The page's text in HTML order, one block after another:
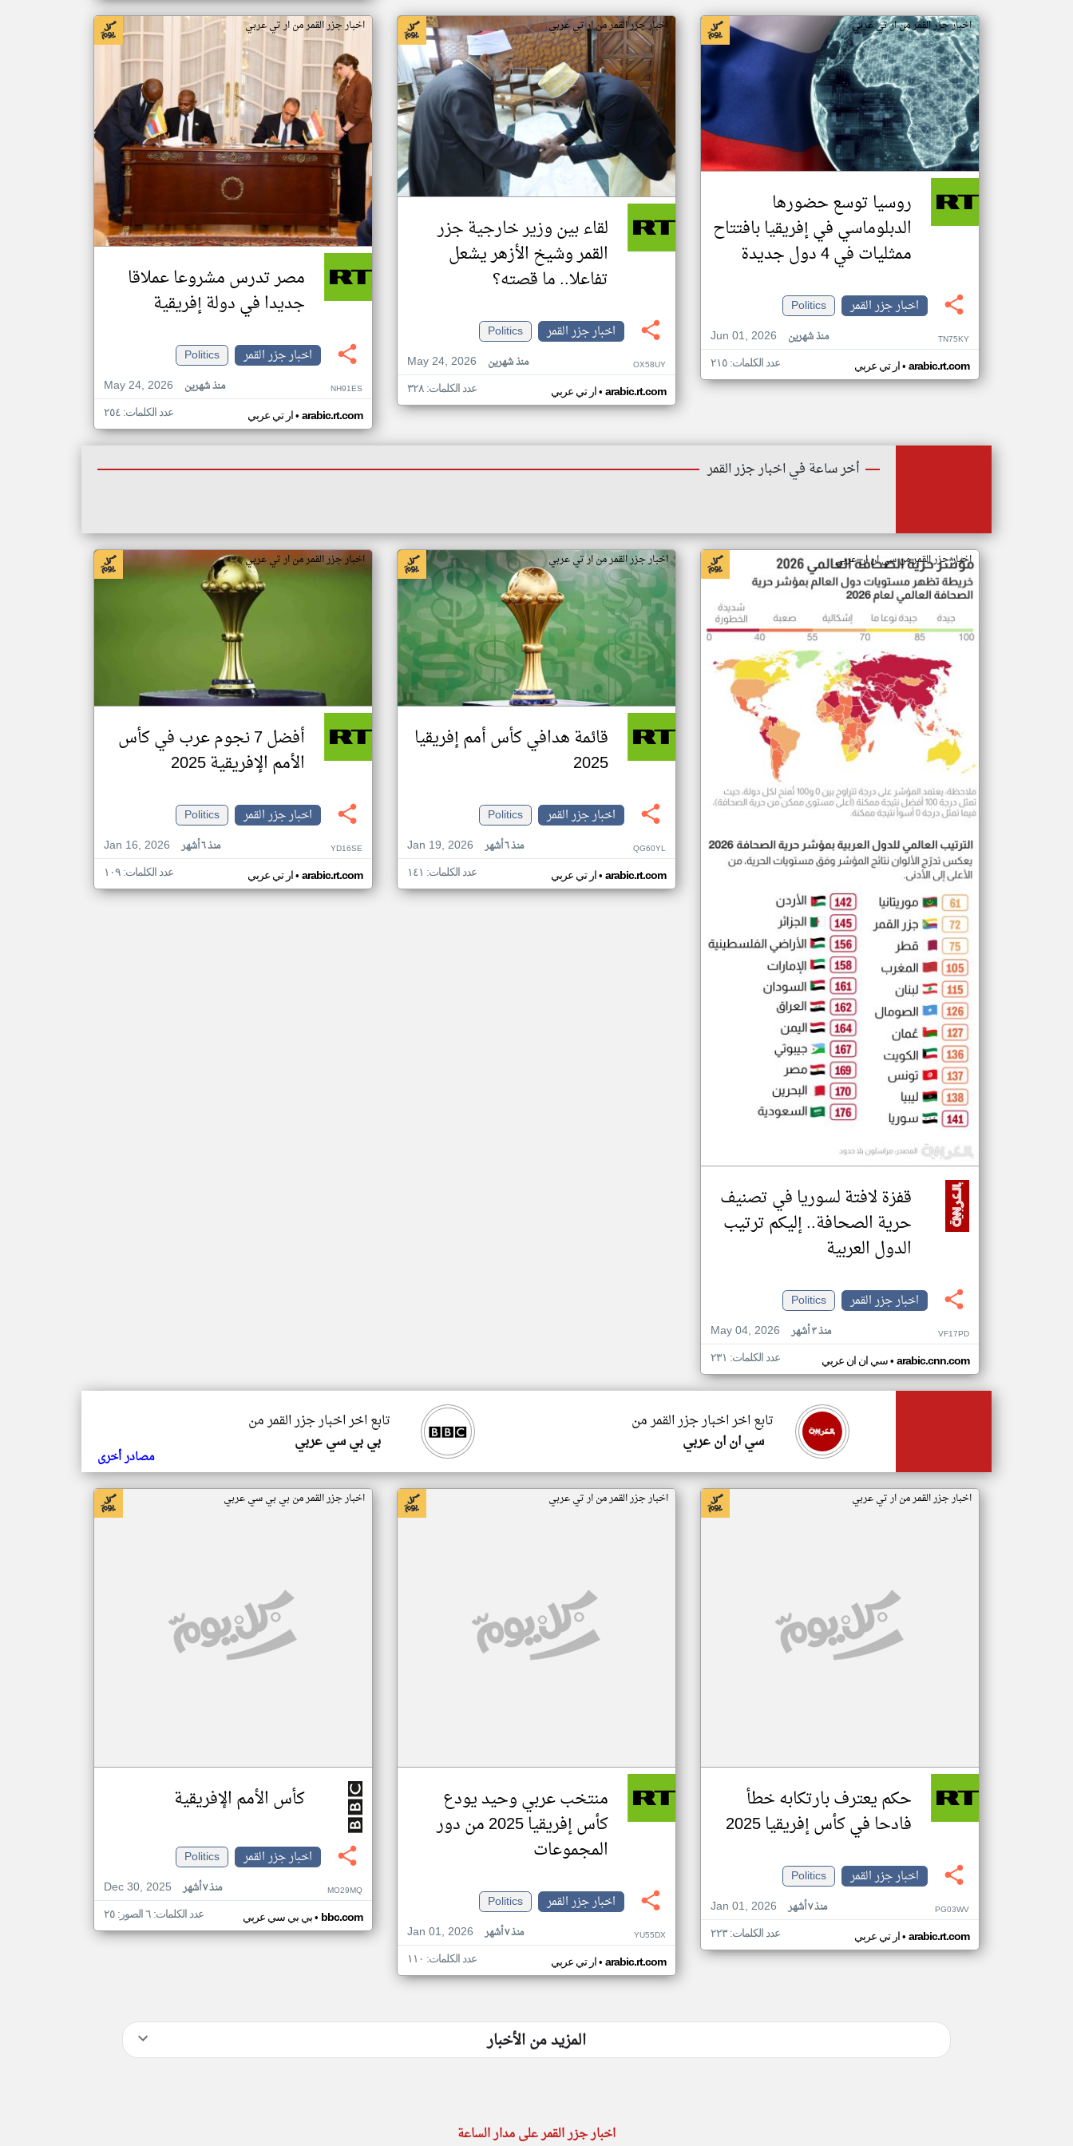
اخبار جزر القمر من ار تي عربي
روسيا توسع حضورها
الدبلوماسي في إفريقيا بافتتاح
ممثليات في 4 دول جديدة
اخبار جزر القمر
Politics
Jun 01, 2026
منذ شهرين TN75KY
ار تي عربي• arabic.rt.com عدد الكلمات: ٢١٥
اخبار جزر القمر من ار تي عربي
لقاء بين وزير خارجية جزر
القمر وشيخ الأزهر يشعل
تفاعلا.. ما قصته؟
اخبار جزر القمر
Politics
May 24, 2026
منذ شهرين OX58UY
ار تي عربي• arabic.rt.com عدد الكلمات: ٣٢٨
اخبار جزر القمر من ار تي عربي
مصر تدرس مشروعا عملاقا
جديدا في دولة إفريقية
اخبار جزر القمر
Politics
May 24, 2026
منذ شهرين NH91ES
ار تي عربي• arabic.rt.com عدد الكلمات: ٢٥٤
أخر ساعة في اخبار جزر القمر
اخبار جزر القمر من سي ان ان عربي
قفزة لافتة لسوريا في تصنيف
حرية الصحافة.. إليكم ترتيب
الدول العربية
اخبار جزر القمر
Politics
May 04, 2026
منذ ٣ أشهر VF17PD
سي ان ان عربي• arabic.cnn.com عدد الكلمات: ٢٣١
اخبار جزر القمر من ار تي عربي
قائمة هدافي كأس أمم إفريقيا
2025
اخبار جزر القمر
Politics
Jan 19, 2026
منذ ٦ أشهر QG60YL
ار تي عربي• arabic.rt.com عدد الكلمات: ١٤١
اخبار جزر القمر من ار تي عربي
أفضل 7 نجوم عرب في كأس
الأمم الإفريقية 2025
اخبار جزر القمر
Politics
Jan 16, 2026
منذ ٦ أشهر YD16SE
ار تي عربي• arabic.rt.com عدد الكلمات: ١٠٩
تابع اخر اخبار جزر القمر من
بي بي سي عربي
تابع اخر اخبار جزر القمر من
سي ان ان عربي
مصادر أخرى
اخبار جزر القمر من ار تي عربي
حكم يعترف بارتكابه خطأ
فادحا في كأس إفريقيا 2025
اخبار جزر القمر
Politics
Jan 01, 2026
منذ ٧ أشهر PG03WV
ار تي عربي• arabic.rt.com عدد الكلمات: ٢٢٣
اخبار جزر القمر من ار تي عربي
منتخب عربي وحيد يودع
كأس إفريقيا 2025 من دور
المجموعات
اخبار جزر القمر
Politics
Jan 01, 2026
منذ ٧ أشهر YU55DX
ار تي عربي• arabic.rt.com عدد الكلمات: ١١٠
اخبار جزر القمر من بي بي سي عربي
كأس الأمم الإفريقية
اخبار جزر القمر
Politics
Dec 30, 2025
منذ ٧ أشهر MO29MQ
بي بي سي عربي• bbc.com عدد الكلمات: ٦ الصور: ٢٥
المزيد من الأخبار
اخبار جزر القمر على مدار الساعة